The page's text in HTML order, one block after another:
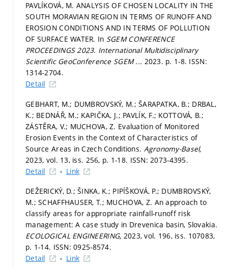
PAVLÍKOVÁ, M. ANALYSIS OF CHOSEN LOCALITY IN THE
SOUTH MORAVIAN REGION IN TERMS OF RUNOFF AND
EROSION CONDITIONS AND IN TERMS OF POLLUTION
OF SURFACE WATER. In SGEM CONFERENCE
PROCEEDINGS 2023. International Multidisciplinary
Scientific GeoConference SGEM ... 2023. p. 1-8. ISSN:
1314-2704.
Detail
GEBHART, M.; DUMBROVSKÝ, M.; ŠARAPATKA, B.; DRBAL,
K.; BEDNÁŘ, M.; KAPIČKA, J.; PAVLÍK, F.; KOTTOVÁ, B.;
ZÁSTĚRA, V.; MUCHOVA, Z. Evaluation of Monitored
Erosion Events in the Context of Characteristics of
Source Areas in Czech Conditions. Agronomy-Basel,
2023, vol. 13, iss. 256, p. 1-18. ISSN: 2073-4395.
Detail
Link
DEŽERICKÝ, D.; ŠINKA, K.; PIPÍŠKOVÁ, P.; DUMBROVSKÝ,
M.; SCHAFFHAUSER, T.; MUCHOVA, Z. An approach to
classify areas for appropriate rainfall-runoff risk
management: A case study in Drevenica basin, Slovakia.
ECOLOGICAL ENGINEERING, 2023, vol. 196, iss. 107083,
p. 1-14. ISSN: 0925-8574.
Detail
Link